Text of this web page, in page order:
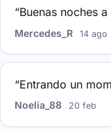
“Buenas noches
Mercedes_R 14 ago
“Entrando un
Noelia_88 20 feb